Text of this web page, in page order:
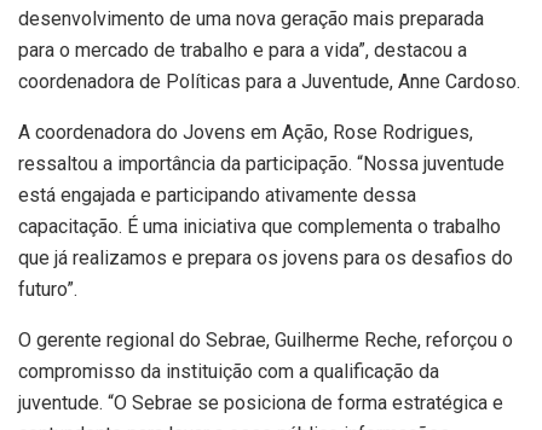
desenvolvimento de uma nova geração mais preparada
para o mercado de trabalho e para a vida”, destacou a
coordenadora de Políticas para a Juventude, Anne Cardoso.
A coordenadora do Jovens em Ação, Rose Rodrigues,
ressaltou a importância da participação. “Nossa juventude
está engajada e participando ativamente dessa
capacitação. É uma iniciativa que complementa o trabalho
que já realizamos e prepara os jovens para os desafios do
futuro”.
O gerente regional do Sebrae, Guilherme Reche, reforçou o
compromisso da instituição com a qualificação da
juventude. “O Sebrae se posiciona de forma estratégica e